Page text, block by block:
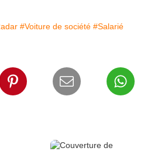
#Voiture de société #Salarié